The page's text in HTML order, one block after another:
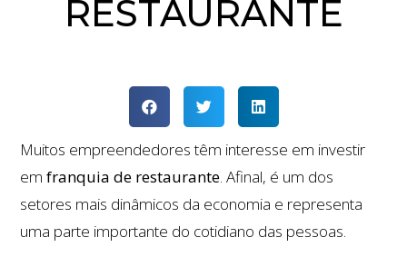
RESTAURANTE
Muitos empreendedores têm interesse em investir
emfranquia de restaurante. Afinal, é um dos
setores mais dinâmicos da economia e representa
uma parte importante do cotidiano das pessoas.